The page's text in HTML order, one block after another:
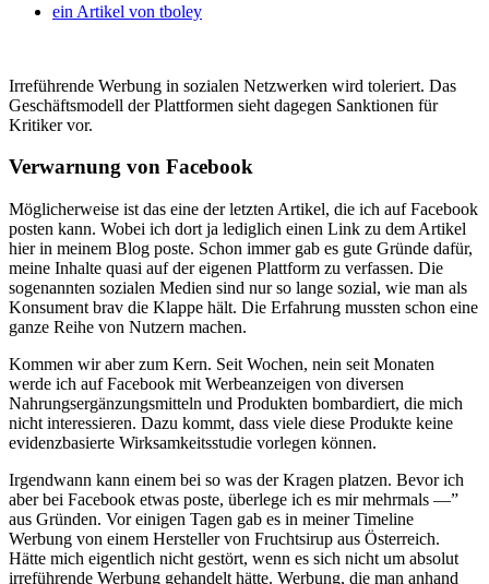
ein Artikel von tboley
Irreführende Werbung in sozialen Netzwerken wird toleriert. Das
Geschäftsmodell der Plattformen sieht dagegen Sanktionen für
Kritiker vor.
Verwarnung von Facebook
Möglicherweise ist das eine der letzten Artikel, die ich auf Facebook
posten kann. Wobei ich dort ja lediglich einen Link zu dem Artikel
hier in meinem Blog poste. Schon immer gab es gute Gründe dafür,
meine Inhalte quasi auf der eigenen Plattform zu verfassen. Die
sogenannten sozialen Medien sind nur so lange sozial, wie man als
Konsument brav die Klappe hält. Die Erfahrung mussten schon eine
ganze Reihe von Nutzern machen.
Kommen wir aber zum Kern. Seit Wochen, nein seit Monaten
werde ich auf Facebook mit Werbeanzeigen von diversen
Nahrungsergänzungsmitteln und Produkten bombardiert, die mich
nicht interessieren. Dazu kommt, dass viele diese Produkte keine
evidenzbasierte Wirksamkeitsstudie vorlegen können.
Irgendwann kann einem bei so was der Kragen platzen. Bevor ich
aber bei Facebook etwas poste, überlege ich es mir mehrmals —”
aus Gründen. Vor einigen Tagen gab es in meiner Timeline
Werbung von einem Hersteller von Fruchtsirup aus Österreich.
Hätte mich eigentlich nicht gestört, wenn es sich nicht um absolut
irreführende Werbung gehandelt hätte. Werbung, die man anhand